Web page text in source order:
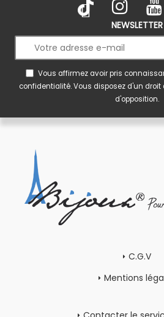
NEWSLETTER
Vous affirmez avoir pris
confidentialité. Vous disposez d'un
d'opposition.
C.G.V
Mentions